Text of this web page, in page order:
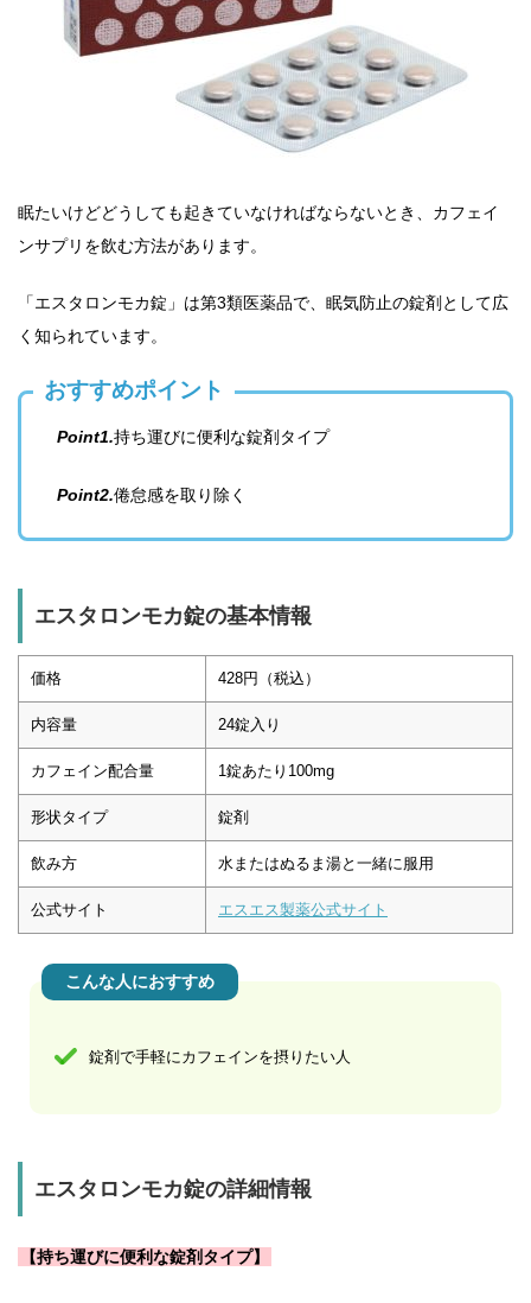
眠たいけどどうしても起きていなければならないとき、カフェイ
ンサプリを飲む方法があります。
「エスタロンモカ錠」は第3類医薬品で、眠気防止の錠剤として広
く知られています。
おすすめポイント
Point1.持ち運びに便利な錠剤タイプ
Point2.倦怠感を取り除く
エスタロンモカ錠の基本情報
価格 428円（税込）
内容量 24錠入り
カフェイン配合量 1錠あたり100mg
形状タイプ 錠剤
飲み方 水またはぬるま湯と一緒に服用
公式サイト エスエス製薬公式サイト
こんな人におすすめ
錠剤で手軽にカフェインを摂りたい人
エスタロンモカ錠の詳細情報
【持ち運びに便利な錠剤タイプ】